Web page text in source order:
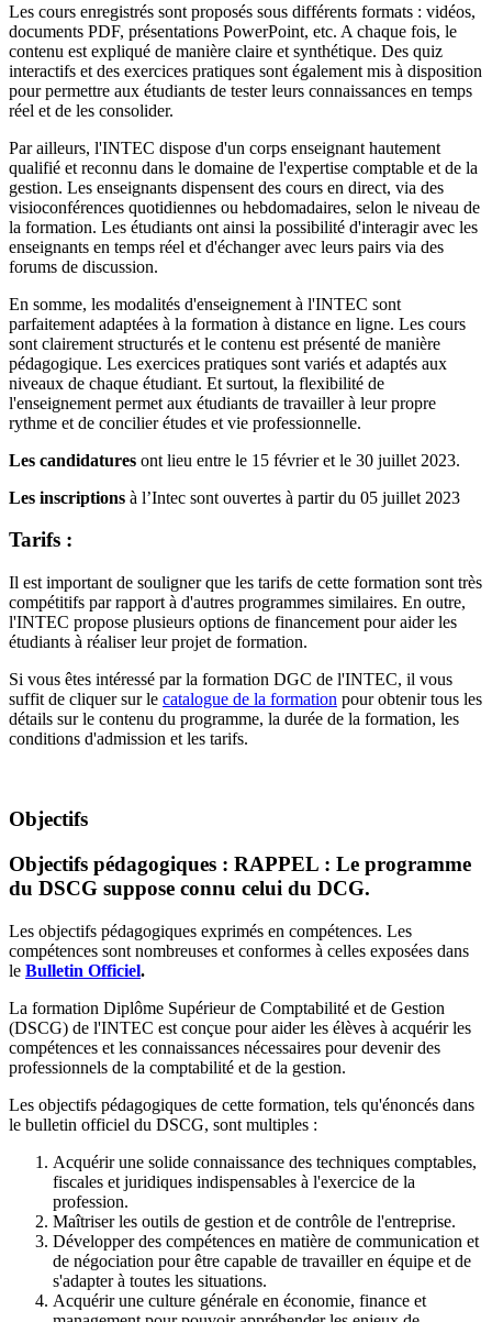
Les cours enregistrés sont proposés sous différents formats : vidéos,
documents PDF, présentations PowerPoint, etc. A chaque fois, le
contenu est expliqué de manière claire et synthétique. Des quiz
interactifs et des exercices pratiques sont également mis à disposition
pour permettre aux étudiants de tester leurs connaissances en temps
réel et de les consolider.
Par ailleurs, l'INTEC dispose d'un corps enseignant hautement
qualifié et reconnu dans le domaine de l'expertise comptable et de la
gestion. Les enseignants dispensent des cours en direct, via des
visioconférences quotidiennes ou hebdomadaires, selon le niveau de
la formation. Les étudiants ont ainsi la possibilité d'interagir avec les
enseignants en temps réel et d'échanger avec leurs pairs via des
forums de discussion.
En somme, les modalités d'enseignement à l'INTEC sont
parfaitement adaptées à la formation à distance en ligne. Les cours
sont clairement structurés et le contenu est présenté de manière
pédagogique. Les exercices pratiques sont variés et adaptés aux
niveaux de chaque étudiant. Et surtout, la flexibilité de
l'enseignement permet aux étudiants de travailler à leur propre
rythme et de concilier études et vie professionnelle.
Les candidatures ont lieu entre le 15 février et le 30 juillet 2023.
Les inscriptions à l’Intec sont ouvertes à partir du 05 juillet 2023
Tarifs :
Il est important de souligner que les tarifs de cette formation sont très
compétitifs par rapport à d'autres programmes similaires. En outre,
l'INTEC propose plusieurs options de financement pour aider les
étudiants à réaliser leur projet de formation.
Si vous êtes intéressé par la formation DGC de l'INTEC, il vous
suffit de cliquer sur le catalogue de la formation pour obtenir tous les
détails sur le contenu du programme, la durée de la formation, les
conditions d'admission et les tarifs.
Objectifs
Objectifs pédagogiques : RAPPEL : Le programme
du DSCG suppose connu celui du DCG.
Les objectifs pédagogiques exprimés en compétences. Les
compétences sont nombreuses et conformes à celles exposées dans
le Bulletin Officiel.
La formation Diplôme Supérieur de Comptabilité et de Gestion
(DSCG) de l'INTEC est conçue pour aider les élèves à acquérir les
compétences et les connaissances nécessaires pour devenir des
professionnels de la comptabilité et de la gestion.
Les objectifs pédagogiques de cette formation, tels qu'énoncés dans
le bulletin officiel du DSCG, sont multiples :
Acquérir une solide connaissance des techniques comptables,
fiscales et juridiques indispensables à l'exercice de la
profession.
Maîtriser les outils de gestion et de contrôle de l'entreprise.
Développer des compétences en matière de communication et
de négociation pour être capable de travailler en équipe et de
s'adapter à toutes les situations.
Acquérir une culture générale en économie, finance et